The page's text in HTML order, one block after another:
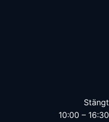
Stängt
10:00 – 16:30